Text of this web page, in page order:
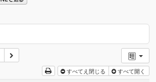
すべてえ閉じる すべて開く